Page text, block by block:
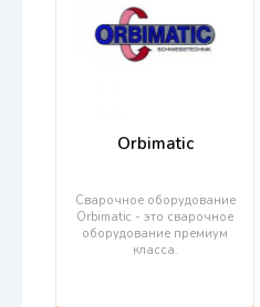
Orbimatic
Сварочное оборудование
Orbimatic - это сварочное
оборудование премиум
класса.